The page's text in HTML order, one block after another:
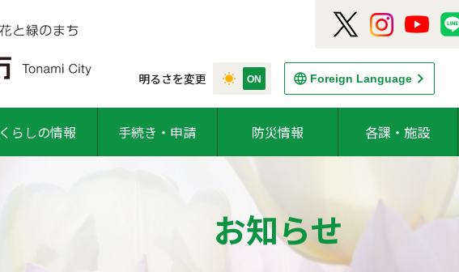
明るさを変更 Foreign Language
くらしの情報 手続き・申請 防災情報 各課・施設
お知らせ